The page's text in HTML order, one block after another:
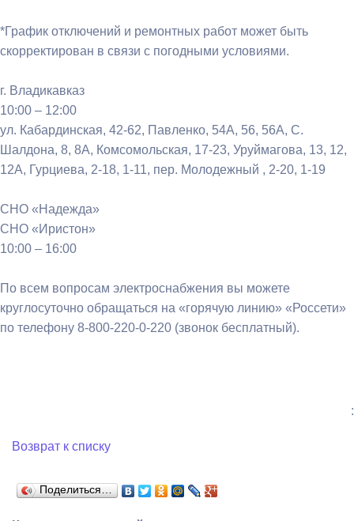
*График отключений и ремонтных работ может быть
скорректирован в связи с погодными условиями.
г. Владикавказ
10:00 – 12:00
ул. Кабардинская, 42-62, Павленко, 54А, 56, 56А, С.
Шалдона, 8, 8А, Комсомольская, 17-23, Уруймагова, 13, 12,
12А, Гурциева, 2-18, 1-11, пер. Молодежный , 2-20, 1-19
СНО «Надежда»
СНО «Иристон»
10:00 – 16:00
По всем вопросам электроснабжения вы можете
круглосуточно обращаться на «горячую линию» «Россети»
по телефону 8-800-220-0-220 (звонок бесплатный).
:
Возврат к списку
Поделиться…